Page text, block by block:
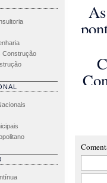
Construção